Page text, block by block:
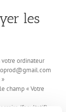
les
ordinateur
champ « Votre
(facultatif)